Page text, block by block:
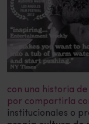
con una historia
por compartirla
institucionales o